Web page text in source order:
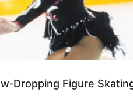
Figure